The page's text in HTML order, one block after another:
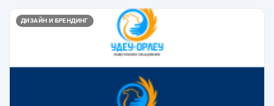
ДИЗАЙН И БРЕНДИНГ